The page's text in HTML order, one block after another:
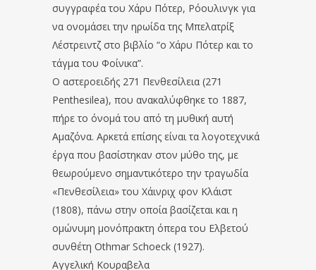
συγγραφέα του Χάρυ Πότερ, Ρόουλινγκ για
να ονομάσει την ηρωίδα της Μπελατρίξ
Λέστρειντζ στο βιβλίο “ο Χάρυ Πότερ και το
τάγμα του Φοίνικα”.
Ο αστεροειδής 271 Πενθεσίλεια (271
Penthesilea), που ανακαλύφθηκε το 1887,
πήρε το όνομά του από τη μυθική αυτή
Αμαζόνα. Αρκετά επίσης είναι τα λογοτεχνικά
έργα που βασίστηκαν στον μύθο της, με
θεωρούμενο σημαντικότερο την τραγωδία
«Πενθεσίλεια» του Χάινριχ φον Κλάιστ
(1808), πάνω στην οποία βασίζεται και η
ομώνυμη μονόπρακτη όπερα του Ελβετού
συνθέτη Othmar Schoeck (1927).
Αγγελική Κουραβελα